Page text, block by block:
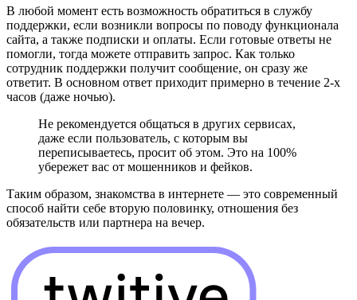
В любой момент есть возможность обратиться в службу
поддержки, если возникли вопросы по поводу функционала
сайта, а также подписки и оплаты. Если готовые ответы не
помогли, тогда можете отправить запрос. Как только
сотрудник поддержки получит сообщение, он сразу же
ответит. В основном ответ приходит примерно в течение 2-х
часов (даже ночью).
Не рекомендуется общаться в других сервисах,
даже если пользователь, с которым вы
переписываетесь, просит об этом. Это на 100%
убережет вас от мошенников и фейков.
Таким образом, знакомства в интернете ― это современный
способ найти себе вторую половинку, отношения без
обязательств или партнера на вечер.